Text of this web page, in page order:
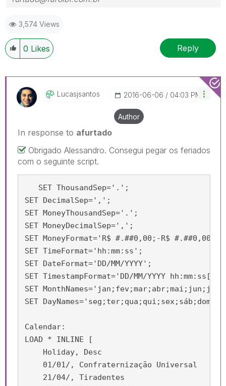
3,574 Views
0 Likes Reply
Lucasjsantos ‎2016-06-06 04:03 PM
Author
In response to afurtado
Obrigado Alessandro. Consegui pegar os feriados
com o seguinte script.
SET ThousandSep='.';
SET DecimalSep=',';
SET MoneyThousandSep='.';
SET MoneyDecimalSep=',';
SET MoneyFormat='R$ #.##0,00;-R$ #.##0,00';
SET TimeFormat='hh:mm:ss';
SET DateFormat='DD/MM/YYYY';
SET TimestampFormat='DD/MM/YYYY
SET
SET DayNames='seg;ter;qua;qui;sex;sáb;dom';
Calendar:
LOAD * INLINE [
Holiday, Desc
01/01/, Confraternização Universal
21/04/, Tiradentes